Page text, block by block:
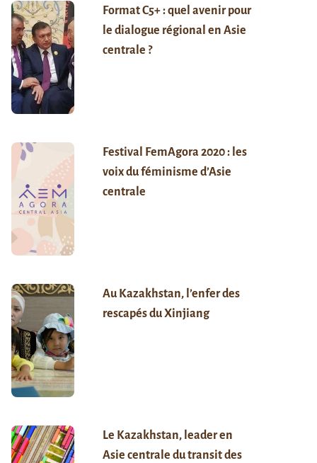
Format C5+ : quel avenir pour
le dialogue régional en Asie
centrale ?
Festival FemAgora 2020 : les
voix du féminisme d’Asie
centrale
Au Kazakhstan, l’enfer des
rescapés du Xinjiang
Le Kazakhstan, leader en
Asie centrale du transit des